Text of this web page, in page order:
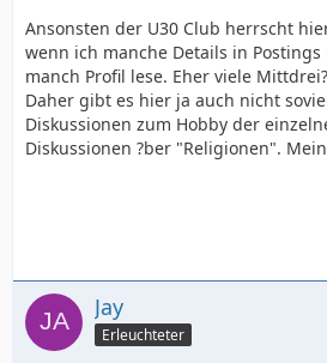
Ansonsten der U30 Club herrscht
wenn ich manche Details in
manch Profil lese. Eher viele
Daher gibt es hier ja auch nicht
Diskussionen zum Hobby der
Diskussionen ?ber "Religionen".
Jay
Erleuchteter